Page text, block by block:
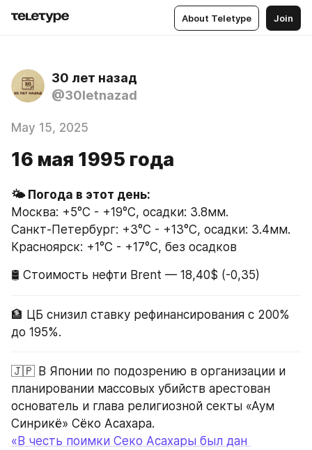
About Teletype Join
30 лет назад
@30letnazad
May 15, 2025
16 мая 1995 года
🌤 Погода в этот день:
Москва: +5°C - +19°C, осадки: 3.8мм.
Санкт-Петербург: +3°C - +13°C, осадки: 3.4мм.
Красноярск: +1°C - +17°C, без осадков
🛢 Стоимость нефти Brent — 18,40$ (-0,35)
🏦 ЦБ снизил ставку рефинансирования с 200%
до 195%.
🇯🇵 В Японии по подозрению в организации и
планировании массовых убийств арестован
основатель и глава религиозной секты «Аум
Синрикё» Сёко Асахара.
«В честь поимки Секо Асахары был дан